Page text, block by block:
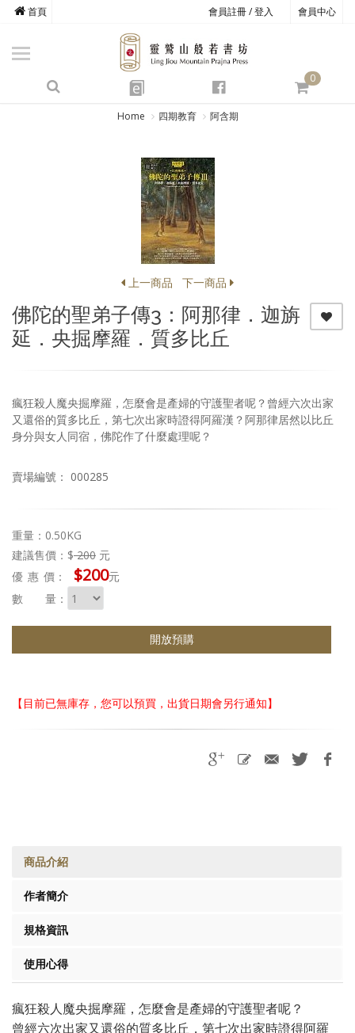
會員註冊 / 登入 會員中心
首頁
e
0
商品總覽
心道書庫
靈鷲叢書
Home 四期教育 阿含期
上一商品 下一商品
佛陀的聖弟子傳3：阿那律．迦旃
延．央掘摩羅．質多比丘
瘋狂殺人魔央掘摩羅，怎麼會是產婦的守護聖者呢？曾經六次出家
又還俗的質多比丘，第七次出家時證得阿羅漢？阿那律居然以比丘
身分與女人同宿，佛陀作了什麼處理呢？
賣場編號： 000285
重量：0.50KG
建議售價：$200 元
優惠 價： $200元
數 量：
開放預購
【目前已無庫存，您可以預買，出貨日期會另行通知】
商品介紹
作者簡介
規格資訊
使用心得
瘋狂殺人魔央掘摩羅，怎麼會是產婦的守護聖者呢？
曾經六次出家又還俗的質多比丘，第七次出家時證得阿羅